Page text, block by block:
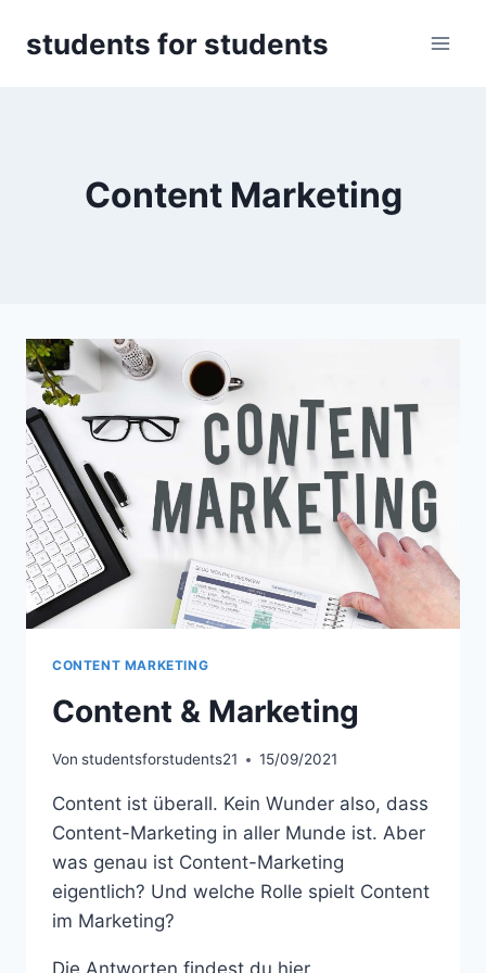
Inhaltstudents for students
Content Marketing
CONTENT MARKETING
Content & Marketing
Von studentsforstudents21 15/09/2021
Content ist überall. Kein Wunder also, dass
Content-Marketing in aller Munde ist. Aber
was genau ist Content-Marketing
eigentlich? Und welche Rolle spielt Content
im Marketing?